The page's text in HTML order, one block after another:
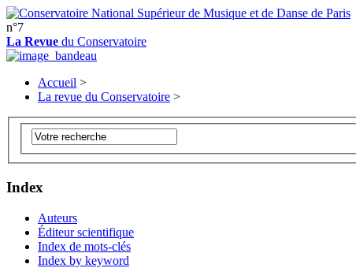
n°7
La Revue du Conservatoire
Accueil >
La revue du Conservatoire >
Index
Auteurs
Éditeur scientifique
Index de mots-clés
Index by keyword